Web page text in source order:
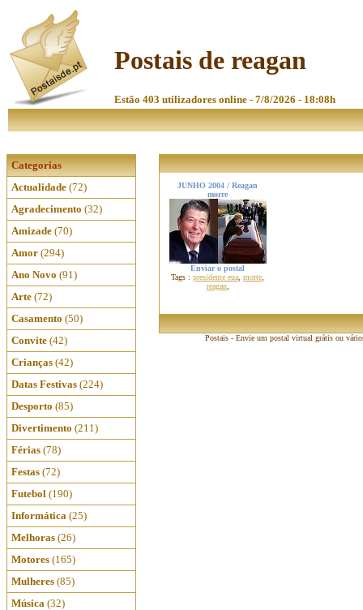
Postais de reagan
Estão 403 utilizadores online - 7/8/2026 - 18:08h
Categorias
Actualidade (72)
Agradecimento (32)
Amizade (70)
Amor (294)
Ano Novo (91)
Arte (72)
Casamento (50)
Convite (42)
Crianças (42)
Datas Festivas (224)
Desporto (85)
Divertimento (211)
Férias (78)
Festas (72)
Futebol (190)
Informática (25)
Melhoras (26)
Motores (165)
Mulheres (85)
Música (32)
JUNHO 2004 / Reagan
morre
Enviar o postal
Tags : presidente eua morte
reagan,
Postais - Envie um postal virtual grátis ou